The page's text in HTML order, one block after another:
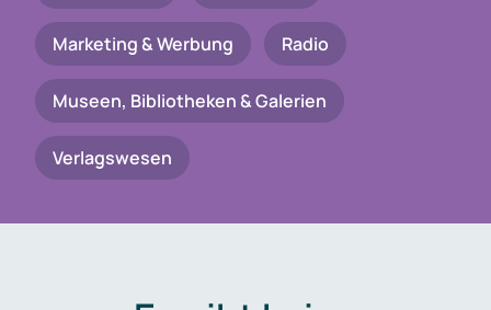
Marketing & Werbung Radio
Museen, Bibliotheken & Galerien
Verlagswesen